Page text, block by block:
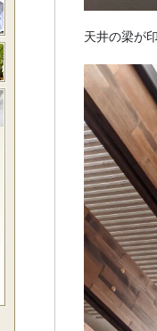
天井の梁が